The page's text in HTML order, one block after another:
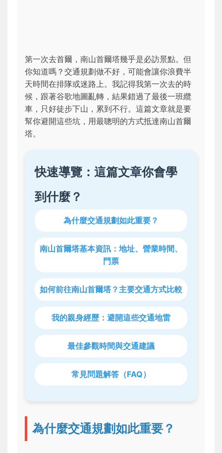
第一次去首爾，南山首爾塔幾乎是必訪景點。但
你知道嗎？交通規劃做不好，可能會讓你浪費半
天時間在排隊或迷路上。我記得我第一次去的時
候，跟著谷歌地圖亂轉，結果錯過了最後一班纜
車，只好徒步下山，累到不行。這篇文章就是要
幫你避開這些坑，用最聰明的方式抵達南山首爾
塔。
快速導覽：這篇文章你會學
到什麼？
為什麼交通規劃如此重要？
南山首爾塔基本資訊：地址、營業時間、
門票
如何前往南山首爾塔？主要交通方式比較
我的親身經歷：避開這些交通地雷
最佳參觀時間與交通建議
常見問題解答（FAQ）
為什麼交通規劃如此重要？